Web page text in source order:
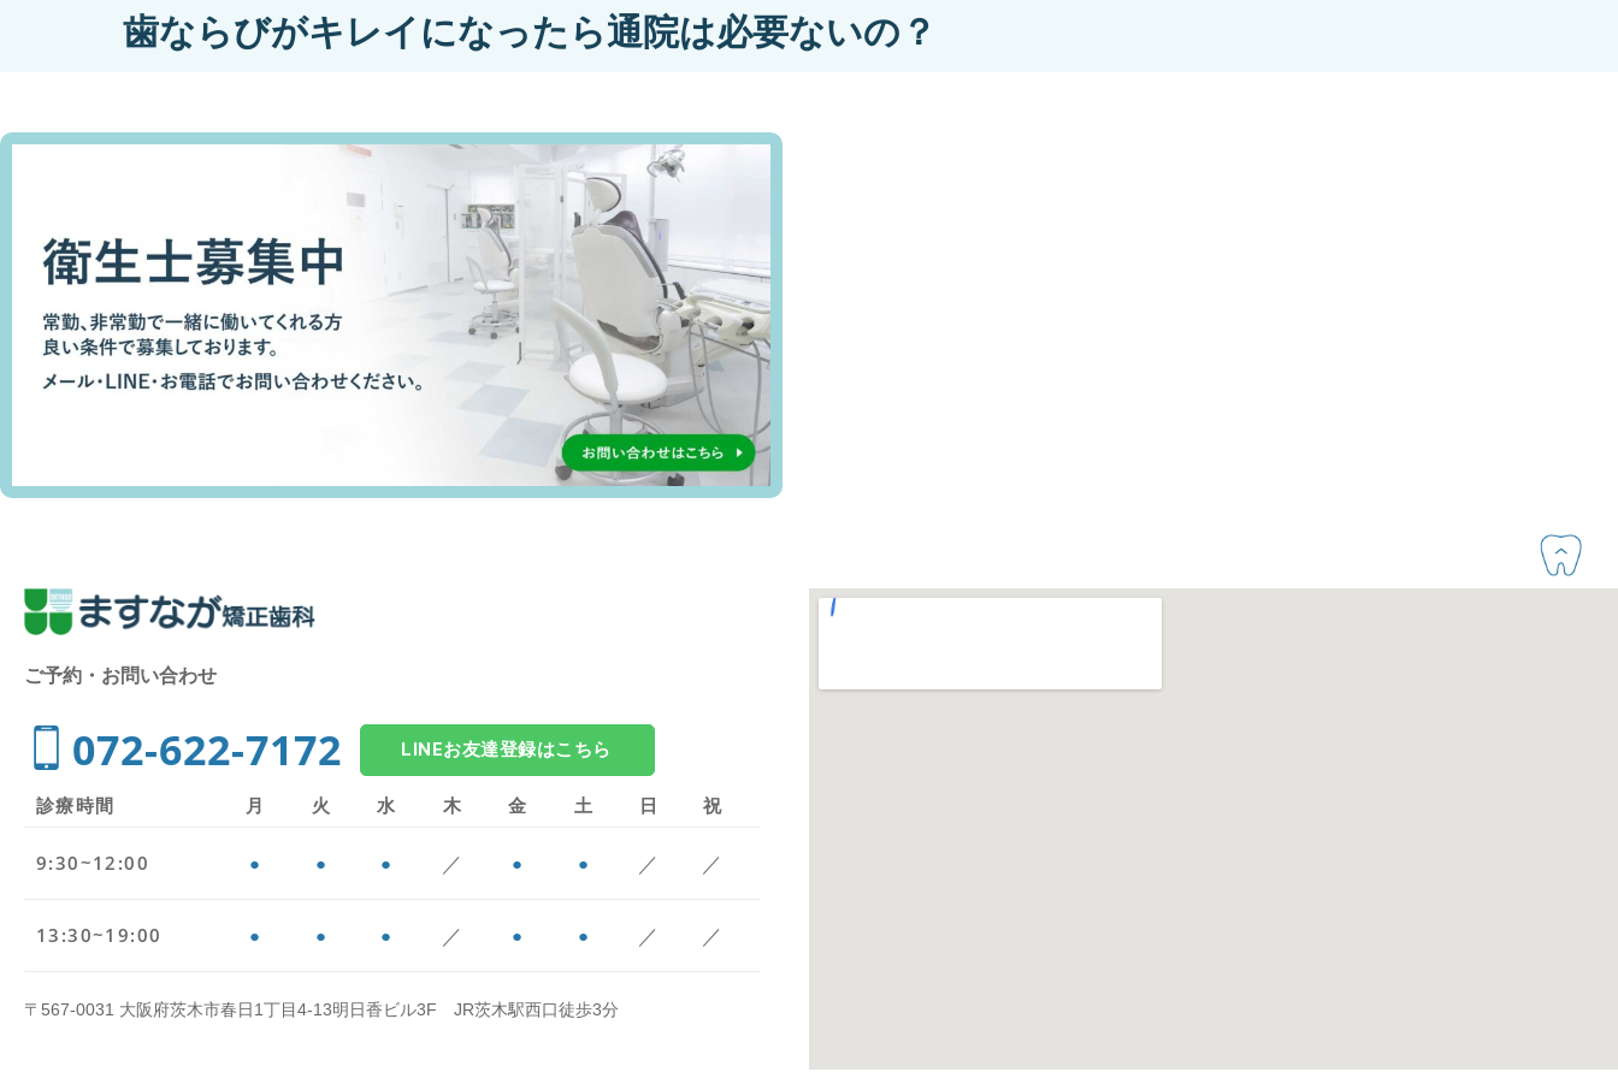
歯ならびがキレイになったら通院は必要ないの？
ご予約・お問い合わせ
072-622-7172 LINEお友達登録はこちら
診療時間 月 火 水 木 金 土 日 祝
9:30~12:00 ● ● ● ／ ● ● ／ ／
13:30~19:00 ● ● ● ／ ● ● ／ ／
〒567-0031 大阪府茨木市春日1丁目4-13明日香ビル3F JR茨木駅西口徒歩3分